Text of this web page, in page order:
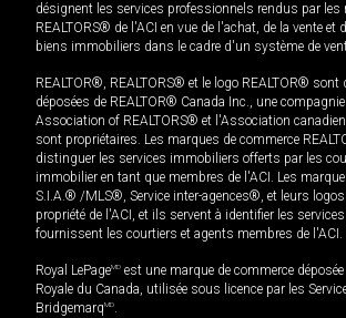
désignent les services professionnels rendus par les
REALTORS® de l'ACI en vue de l'achat, de la vente et
biens immobiliers dans le cadre d'un système de
REALTOR®, REALTORS® et le logo REALTOR® sont
déposées de REALTOR® Canada Inc., une
Association of REALTORS® et l'Association
sont propriétaires. Les marques de commerce
distinguer les services immobiliers offerts par les
immobilier en tant que membres de l'ACI. Les
S.I.A.® /MLS®, Service inter-agences®, et leurs
propriété de l'ACI, et ils servent à identifier les
fournissent les courtiers et agents membres de l'ACI.
Royal LePageMD est une marque de commerce
Royale du Canada, utilisée sous licence par les
BridgemarqMD.